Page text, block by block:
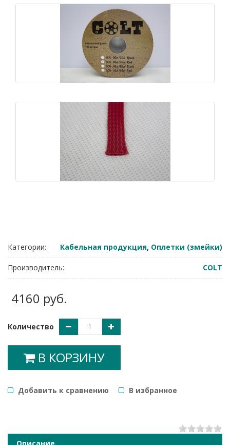
Категории: Кабельная продукция, Оплетки (змейки)
Производитель: COLT
4160 руб.
Количество
В КОРЗИНУ
Добавить к сравнению B избранное
1 2 3 4 5
Описание